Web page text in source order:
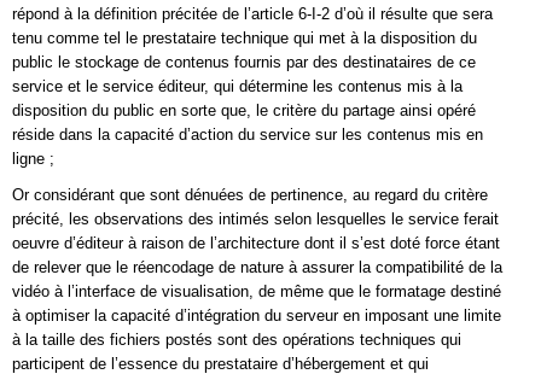
répond à la définition précitée de l’article 6-I-2 d’où il résulte que sera
tenu comme tel le prestataire technique qui met à la disposition du
public le stockage de contenus fournis par des destinataires de ce
service et le service éditeur, qui détermine les contenus mis à la
disposition du public en sorte que, le critère du partage ainsi opéré
réside dans la capacité d’action du service sur les contenus mis en
ligne ;
Or considérant que sont dénuées de pertinence, au regard du critère
précité, les observations des intimés selon lesquelles le service ferait
oeuvre d’éditeur à raison de l’architecture dont il s’est doté force étant
de relever que le réencodage de nature à assurer la compatibilité de la
vidéo à l’interface de visualisation, de même que le formatage destiné
à optimiser la capacité d’intégration du serveur en imposant une limite
à la taille des fichiers postés sont des opérations techniques qui
participent de l’essence du prestataire d’hébergement et qui